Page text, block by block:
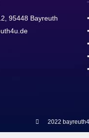
95448 Bayreuth
2022